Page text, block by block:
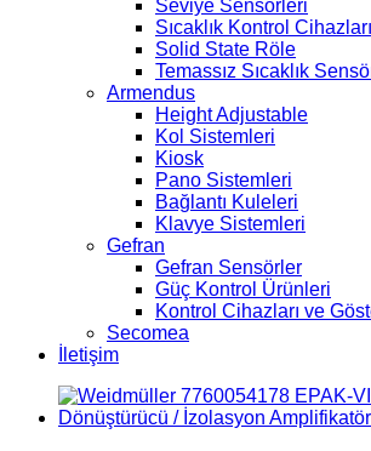
Seviye Sensörleri
Sıcaklık Kontrol
Solid State Röle
Temassız Sıcaklık
Armendus
Height Adjustable
Kol Sistemleri
Kiosk
Pano Sistemleri
Bağlantı Kuleleri
Klavye Sistemleri
Gefran
Gefran Sensörler
Güç Kontrol Ürünleri
Kontrol Cihazları ve
Secomea
İletişim